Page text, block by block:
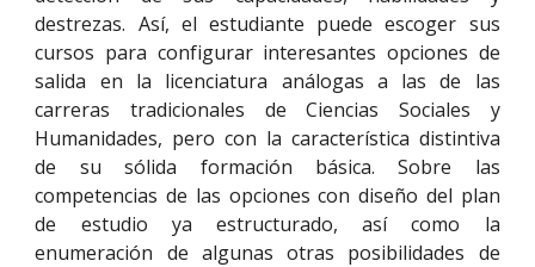
destrezas. Así, el estudiante puede escoger sus
cursos para configurar interesantes opciones de
salida en la licenciatura análogas a las de las
carreras tradicionales de Ciencias Sociales y
Humanidades, pero con la característica distintiva
de su sólida formación básica. Sobre las
competencias de las opciones con diseño del plan
de estudio ya estructurado, así como la
enumeración de algunas otras posibilidades de